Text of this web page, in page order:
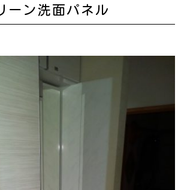
ーン洗面パネル